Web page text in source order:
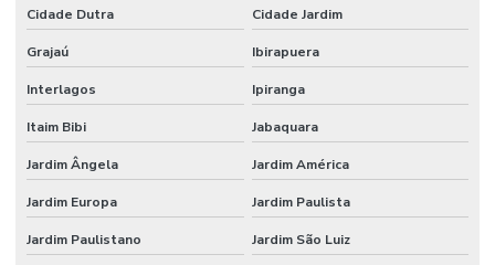
Escritório de construção
Escritório de construção em campinas
Escritório de construção em campinas sp
Escritório de construção civil
Escritório de construção comercial
Cidade Dutra Cidade Jardim
Grajaú Ibirapuera
Interlagos Ipiranga
Itaim Bibi Jabaquara
Jardim Ângela Jardim América
Jardim Europa Jardim Paulista
Jardim Paulistano Jardim São Luiz